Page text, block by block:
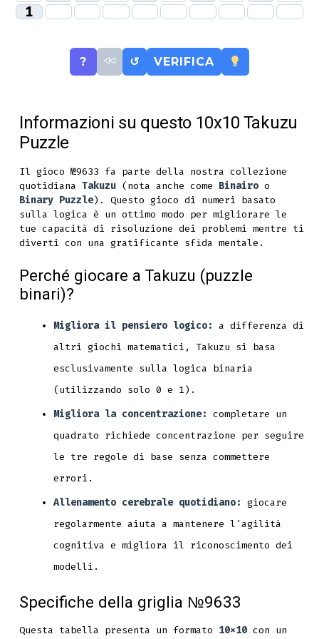
1
? ↺ VERIFICA
Informazioni su questo 10x10 Takuzu
Puzzle
Il gioco №9633 fa parte della nostra collezione
quotidianaTakuzu (nota anche come Binairo o
Binary Puzzle). Questo gioco di numeri basato
sulla logica è un ottimo modo per migliorare le
tue capacità di risoluzione dei problemi mentre ti
diverti con una gratificante sfida mentale.
Perché giocare a Takuzu (puzzle
binari)?
Migliora il pensiero logico: a differenza di
altri giochi matematici, Takuzu si basa
esclusivamente sulla logica binaria
(utilizzando solo 0 e 1).
Migliora la concentrazione: completare un
quadrato richiede concentrazione per seguire
le tre regole di base senza commettere
errori.
Allenamento cerebrale quotidiano: giocare
regolarmente aiuta a mantenere l'agilità
cognitiva e migliora il riconoscimento dei
modelli.
Specifiche della griglia №9633
Questa tabella presenta un formato 10x10 con un